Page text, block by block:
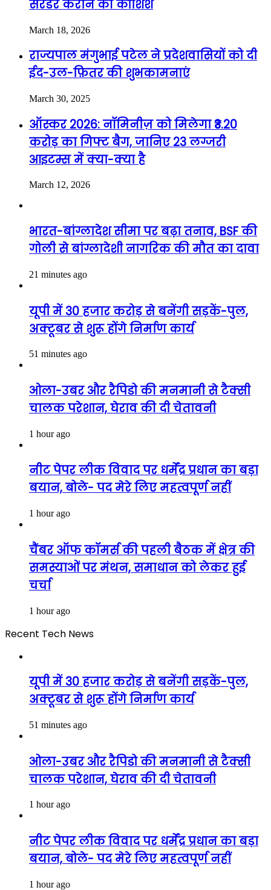
सरेंडर कराने की कोशिश
March 18, 2026
राज्यपाल मंगुभाई पटेल ने प्रदेशवासियों को दी
ईद-उल-फ़ितर की शुभकामनाएं
March 30, 2025
ऑस्कर 2026: नॉमिनीज़ को मिलेगा ₹3.20
करोड़ का गिफ्ट बैग, जानिए 23 लग्जरी
आइटम्स में क्या-क्या है
March 12, 2026
भारत-बांग्लादेश सीमा पर बढ़ा तनाव, BSF की
गोली से बांग्लादेशी नागरिक की मौत का दावा
21 minutes ago
यूपी में 30 हजार करोड़ से बनेंगी सड़कें-पुल,
अक्टूबर से शुरू होंगे निर्माण कार्य
51 minutes ago
ओला-उबर और रैपिडो की मनमानी से टैक्सी
चालक परेशान, घेराव की दी चेतावनी
1 hour ago
नीट पेपर लीक विवाद पर धर्मेंद्र प्रधान का बड़ा
बयान, बोले- पद मेरे लिए महत्वपूर्ण नहीं
1 hour ago
चैंबर ऑफ कॉमर्स की पहली बैठक में क्षेत्र की
समस्याओं पर मंथन, समाधान को लेकर हुई
चर्चा
1 hour ago
Recent Tech News
यूपी में 30 हजार करोड़ से बनेंगी सड़कें-पुल,
अक्टूबर से शुरू होंगे निर्माण कार्य
51 minutes ago
ओला-उबर और रैपिडो की मनमानी से टैक्सी
चालक परेशान, घेराव की दी चेतावनी
1 hour ago
नीट पेपर लीक विवाद पर धर्मेंद्र प्रधान का बड़ा
बयान, बोले- पद मेरे लिए महत्वपूर्ण नहीं
1 hour ago